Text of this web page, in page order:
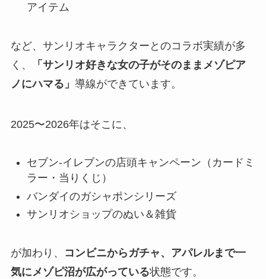
アイテム
など、サンリオキャラクターとのコラボ実績が多
く、
「サンリオ好きな女の子がそのままメゾピア
ノにハマる」 導線ができています。
2025〜2026年はそこに、
セブン‐イレブンの店頭キャンペーン（カードミ
ラー・当りくじ）
バンダイのガシャポンシリーズ
サンリオショップのぬい＆雑貨
が加わり、
コンビニからガチャ、アパレルまで一
気にメゾピ沼が広がっている状態です。